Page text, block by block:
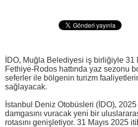
İDO, Muğla Belediyesi iş birliğiyle 31
Fethiye-Rodos hattında yaz sezonu
seferler ile bölgenin turizm
sağlayacak.
İstanbul Deniz Otobüsleri (İDO),
damgasını vuracak yeni bir
rotasını genişletiyor. 31 Mayıs 2025